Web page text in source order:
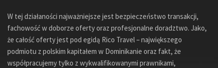
W tej działaności najważniejsze jest bezpieczeństwo transakcji,
fachowość w doborze oferty oraz profesjonalne doradztwo. Jako,
że całość oferty jest pod egidą Rico Travel – największego
podmiotu z polskim kapitałem w Dominikanie oraz fakt, że
współpracujemy tylko z wykwalifikowanymi prawnikami,